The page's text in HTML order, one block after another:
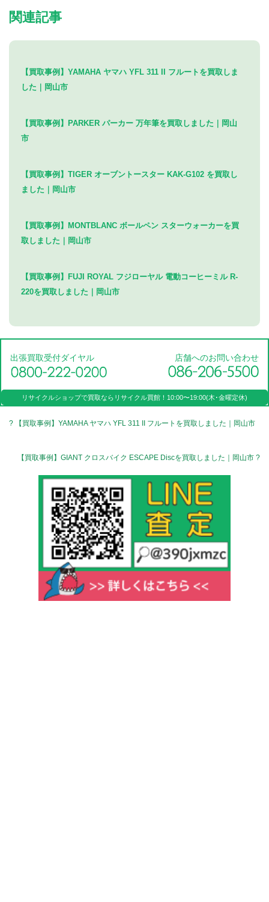
関連記事
【買取事例】YAMAHA ヤマハ YFL 311 II フルートを買取しま
した｜岡山市
【買取事例】PARKER パーカー 万年筆を買取しました｜岡山
市
【買取事例】TIGER オーブントースター KAK-G102 を買取し
ました｜岡山市
【買取事例】MONTBLANC ボールペン スターウォーカーを買
取しました｜岡山市
【買取事例】FUJI ROYAL フジローヤル 電動コーヒーミル R-
220を買取しました｜岡山市
出張買取受付ダイヤル 店舗へのお問い合わせ
リサイクルショップで買取なら リサイクル買館！ 10:00〜19:00(木･金曜定休)
? 【買取事例】YAMAHA ヤマハ YFL 311 II フルートを買取しました｜岡山市
【買取事例】GIANT クロスバイク ESCAPE Discを買取しました｜岡山市 ?